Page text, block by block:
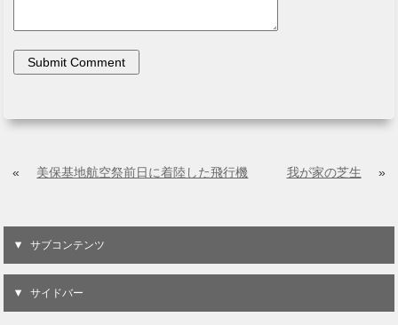
« 美保基地航空祭前日に着陸した飛行機 我が家の芝生 »
サブコンテンツ
サイドバー